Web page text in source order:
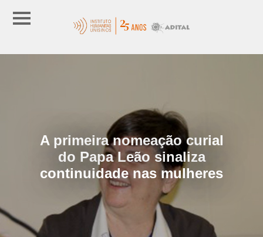
A primeira nomeação curial
do Papa Leão sinaliza
continuidade nas mulheres